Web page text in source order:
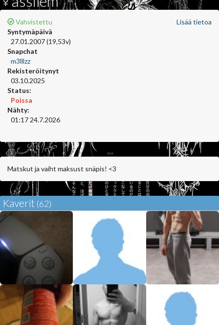
Lisää tietoa
Vahvistettu
Syntymäpäivä
27.01.2007 (19,53v)
Snapchat
m3lllzz
Rekisteröitynyt
03.10.2025
Status:
Poissa
Nähty:
01:17 24.7.2026
Matskut ja vaiht maksust snäpis! <3
Kaverit (62)